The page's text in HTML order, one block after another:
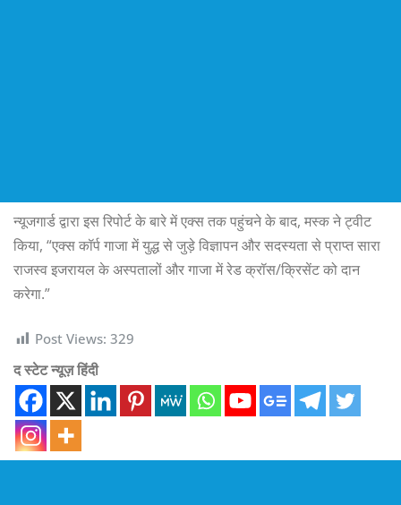
न्यूजगार्ड द्वारा इस रिपोर्ट के बारे में एक्स तक पहुंचने के बाद, मस्क ने ट्वीट
किया, “एक्स कॉर्प गाजा में युद्ध से जुड़े विज्ञापन और सदस्यता से प्राप्त सारा
राजस्व इजरायल के अस्पतालों और गाजा में रेड क्रॉस/क्रिसेंट को दान
करेगा.”
Post Views: 329
द स्टेट न्यूज़ हिंदी